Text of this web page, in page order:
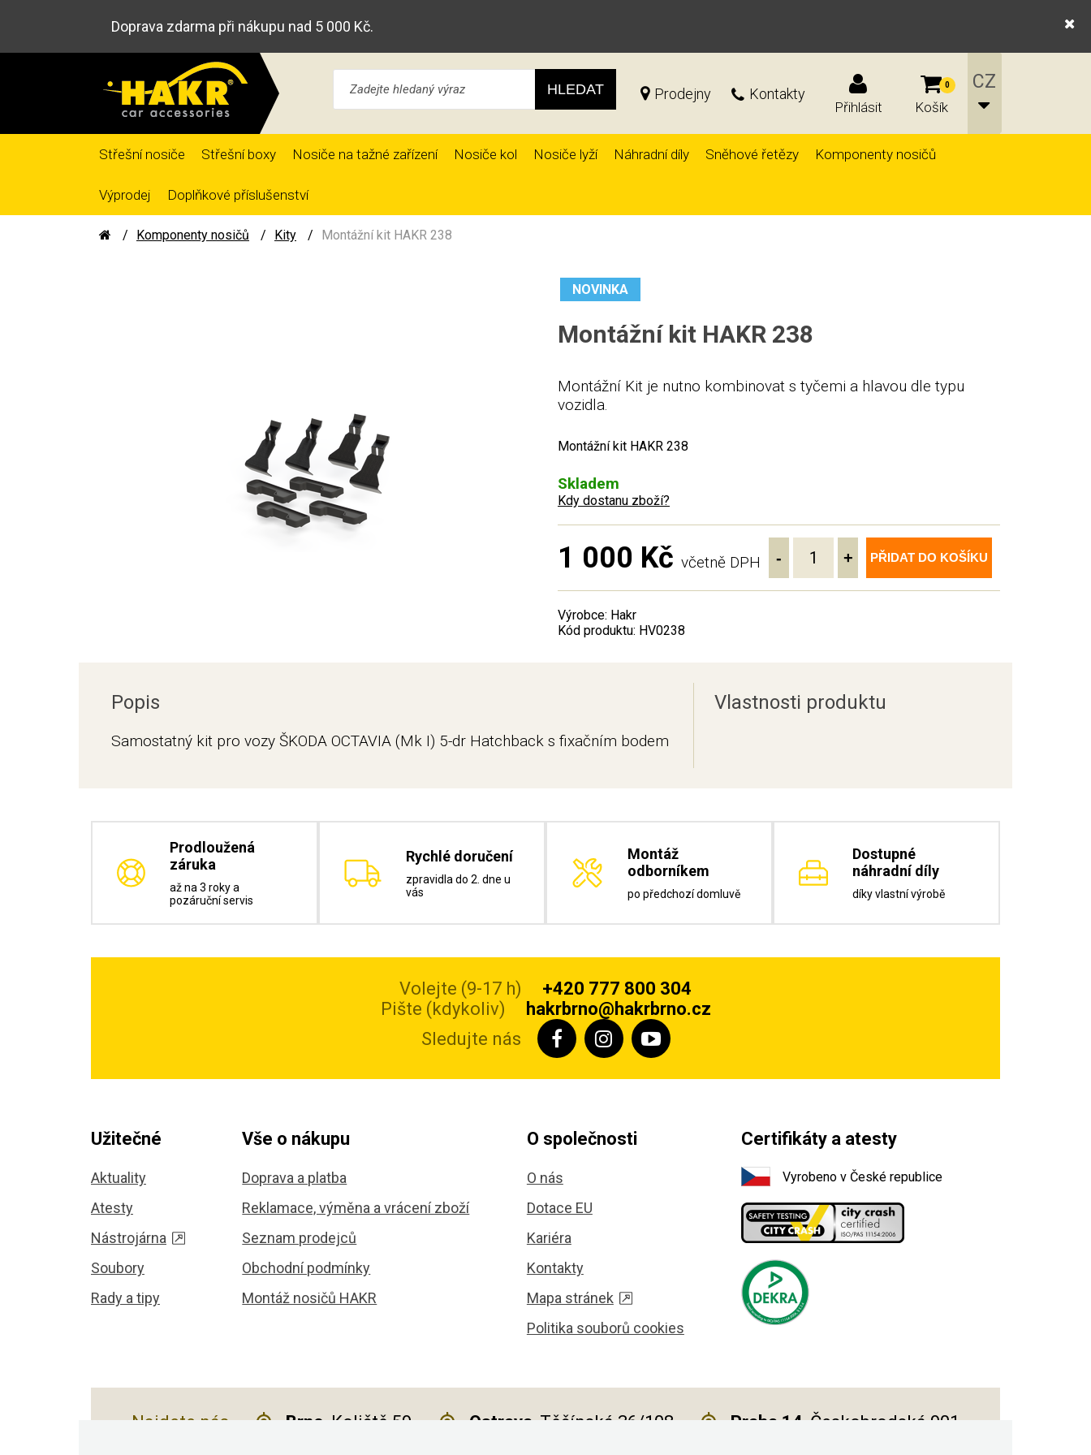
Doprava zdarma při nákupu nad 5 000 Kč.
HLEDAT Prodejny Kontakty
Přihlásit
0
Košík
Střešní nosiče Střešní boxy Nosiče na tažné zařízení Nosiče kol Nosiče lyží Náhradní díly Sněhové řetězy Komponenty nosičů
Výprodej Doplňkové příslušenství
Komponenty nosičů Kity Montážní kit HAKR 238
NOVINKA
Montážní kit HAKR 238
Montážní Kit je nutno kombinovat s tyčemi a hlavou dle typu
vozidla.
Montážní kit HAKR 238
Skladem
Kdy dostanu zboží?
1 000 Kč včetně DPH - + PŘIDAT DO KOŠÍKU
Výrobce: Hakr
Kód produktu: HV0238
Popis
Samostatný kit pro vozy ŠKODA OCTAVIA (Mk I) 5-dr Hatchback s fixačním bodem
Vlastnosti produktu
Prodloužená
záruka
až na 3 roky a
pozáruční servis
Rychlé doručení
zpravidla do 2. dne u
vás
Montáž
odborníkem
po předchozí domluvě
Dostupné
náhradní díly
díky vlastní výrobě
Volejte (9-17 h)
+420 777 800 304
Pište (kdykoliv)
hakrbrno@hakrbrno.cz
Sledujte nás
Užitečné
Aktuality
Atesty
Nástrojárna
Soubory
Rady a tipy
Vše o nákupu
Doprava a platba
Reklamace, výměna a vrácení zboží
Seznam prodejců
Obchodní podmínky
Montáž nosičů HAKR
O společnosti
O nás
Dotace EU
Kariéra
Kontakty
Mapa stránek
Politika souborů cookies
Certifikáty a atesty
Vyrobeno v České republice
Najdete nás Brno, Koliště 59 Ostrava, Těšínská 36/108 Praha 14, Českobrodská 901